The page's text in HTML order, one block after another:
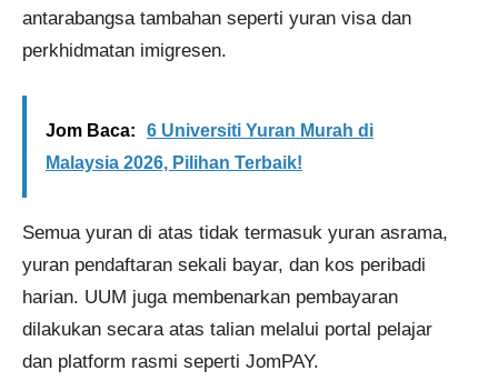
antarabangsa tambahan seperti yuran visa dan
perkhidmatan imigresen.
Jom Baca:
6 Universiti Yuran Murah di
Malaysia 2026, Pilihan Terbaik!
Semua yuran di atas tidak termasuk yuran asrama,
yuran pendaftaran sekali bayar, dan kos peribadi
harian. UUM juga membenarkan pembayaran
dilakukan secara atas talian melalui portal pelajar
dan platform rasmi seperti JomPAY.